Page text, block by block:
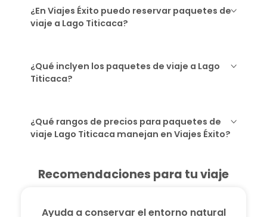
¿En Viajes Éxito puedo reservar paquetes de
viaje a Lago Titicaca?
¿Qué inclyen los paquetes de viaje a Lago
Titicaca?
¿Qué rangos de precios para paquetes de
viaje Lago Titicaca manejan en Viajes Éxito?
Recomendaciones para tu viaje
Ayuda a conservar el entorno natural